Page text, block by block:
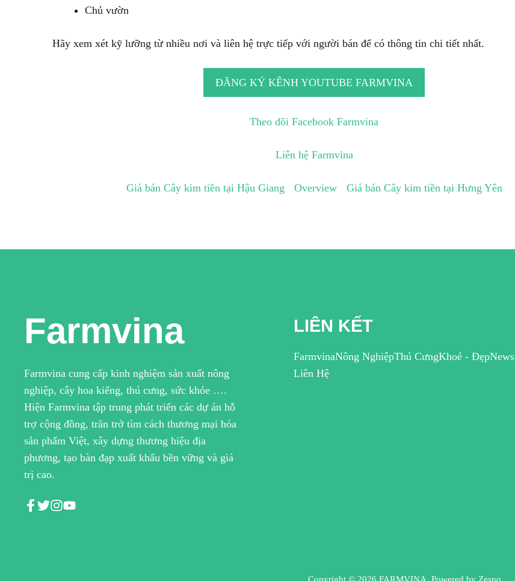
Chủ vườn
Hãy xem xét kỹ lưỡng từ nhiều nơi và liên hệ trực tiếp với người bán để có thông tin chi tiết nhất.
ĐĂNG KÝ KÊNH YOUTUBE FARMVINA
Theo dõi Facebook Farmvina
Liên hệ Farmvina
Giá bán Cây kim tiền tại Hậu Giang Overview Giá bán Cây kim tiền tại Hưng Yên
Farmvina
Farmvina cung cấp kinh nghiệm sản xuất nông
nghiệp, cây hoa kiểng, thú cưng, sức khỏe ….
Hiện Farmvina tập trung phát triển các dự án hỗ
trợ cộng đồng, trăn trở tìm cách thương mại hóa
sản phẩm Việt, xây dựng thương hiệu địa
phương, tạo bàn đạp xuất khẩu bền vững và giá
trị cao.
LIÊN KẾT
FarmvinaNông NghiệpThú CưngKhoẻ - ĐẹpNews
Liên Hệ